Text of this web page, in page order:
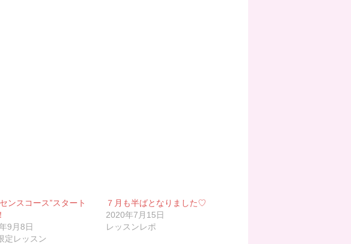
ンスコース”スタート
9月8日
定レッスン
７月も半ばとなりました♡
2020年7月15日
レッスンレポ